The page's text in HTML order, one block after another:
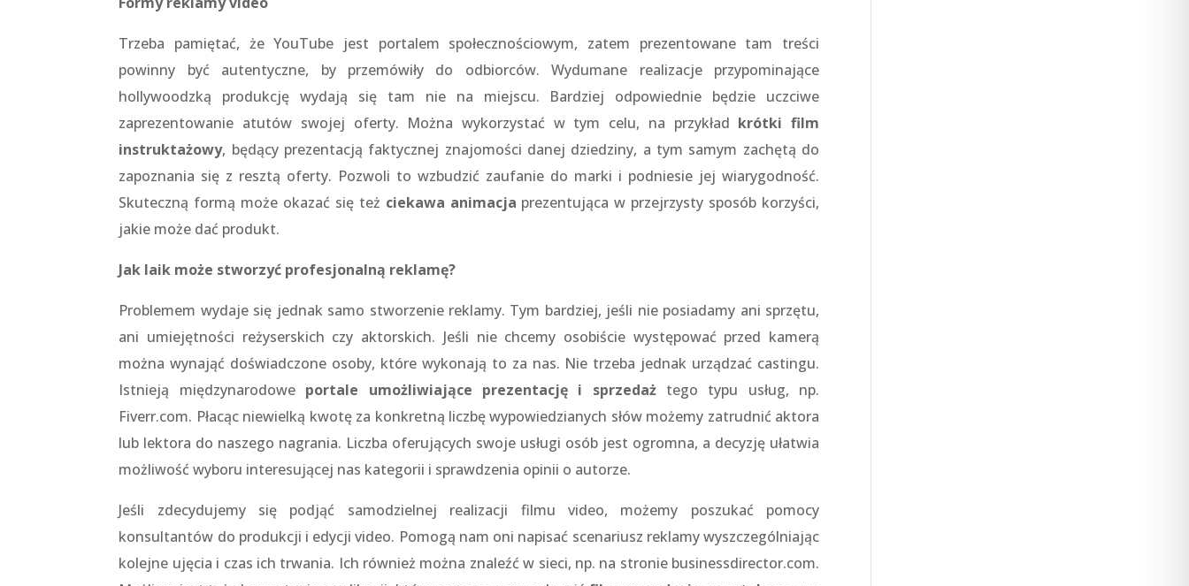
Trzeba pamiętać, że YouTube jest portalem społecznościowym, zatem prezentowane tam treści
powinny być autentyczne, by przemówiły do odbiorców. Wydumane realizacje przypominające
hollywoodzką produkcję wydają się tam nie na miejscu. Bardziej odpowiednie będzie uczciwe
zaprezentowanie atutów swojej oferty. Można wykorzystać w tym celu, na przykład krótki film
instruktażowy, będący prezentacją faktycznej znajomości danej dziedziny, a tym samym zachętą do
zapoznania się z resztą oferty. Pozwoli to wzbudzić zaufanie do marki i podniesie jej wiarygodność.
Skuteczną formą może okazać się też ciekawa animacja prezentująca w przejrzysty sposób korzyści,
jakie może dać produkt.
Jak laik może stworzyć profesjonalną reklamę?
Problemem wydaje się jednak samo stworzenie reklamy. Tym bardziej, jeśli nie posiadamy ani sprzętu,
ani umiejętności reżyserskich czy aktorskich. Jeśli nie chcemy osobiście występować przed kamerą
można wynająć doświadczone osoby, które wykonają to za nas. Nie trzeba jednak urządzać castingu.
Istnieją międzynarodowe portale umożliwiające prezentację i sprzedażtego typu usług, np.
Fiverr.com. Płacąc niewielką kwotę za konkretną liczbę wypowiedzianych słów możemy zatrudnić aktora
lub lektora do naszego nagrania. Liczba oferujących swoje usługi osób jest ogromna, a decyzję ułatwia
możliwość wyboru interesującej nas kategorii i sprawdzenia opinii o autorze.
Jeśli zdecydujemy się podjąć samodzielnej realizacji filmu video, możemy poszukać pomocy
konsultantów do produkcji i edycji video. Pomogą nam oni napisać scenariusz reklamy wyszczególniając
kolejne ujęcia i czas ich trwania. Ich również można znaleźć w sieci, np. na stronie businessdirector.com.